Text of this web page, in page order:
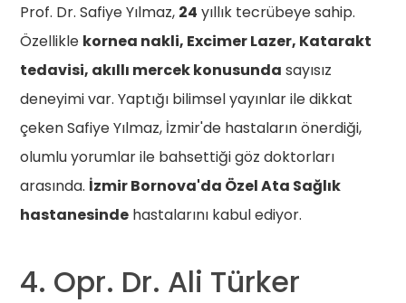
Prof. Dr. Safiye Yılmaz, 24 yıllık tecrübeye sahip.
Özellikle kornea nakli, Excimer Lazer, Katarakt
tedavisi, akıllı mercek konusunda sayısız
deneyimi var. Yaptığı bilimsel yayınlar ile dikkat
çeken Safiye Yılmaz, İzmir'de hastaların önerdiği,
olumlu yorumlar ile bahsettiği göz doktorları
arasında. İzmir Bornova'da Özel Ata Sağlık
hastanesinde hastalarını kabul ediyor.
4. Opr. Dr. Ali Türker